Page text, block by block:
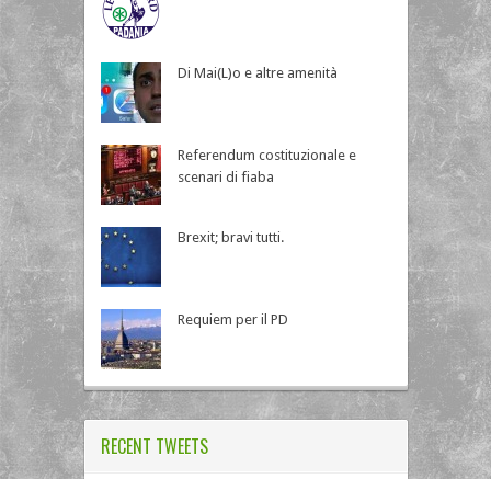
Di Mai(L)o e altre amenità
Referendum costituzionale e
scenari di fiaba
Brexit; bravi tutti.
Requiem per il PD
RECENT TWEETS